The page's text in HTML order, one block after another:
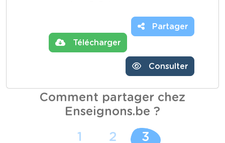
Télécharger
Partager
Consulter
Comment partager chez
Enseignons.be ?
1 2 3